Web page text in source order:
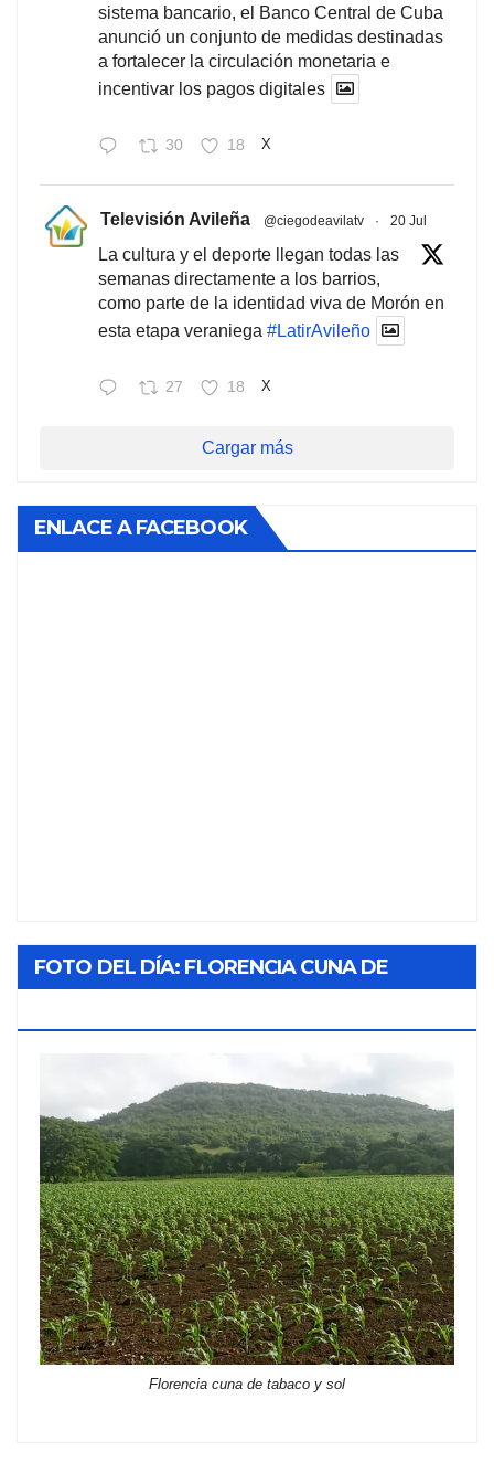
sistema bancario, el Banco Central de Cuba
anunció un conjunto de medidas destinadas
a fortalecer la circulación monetaria e
incentivar los pagos digitales
30 18 X
Televisión Avileña @ciegodeavilatv · 20 Jul
La cultura y el deporte llegan todas las
semanas directamente a los barrios,
como parte de la identidad viva de Morón en
esta etapa veraniega #LatirAvileño
27 18 X
Cargar más
ENLACE A FACEBOOK
FOTO DEL DÍA: FLORENCIA CUNA DE
Florencia cuna de tabaco y sol